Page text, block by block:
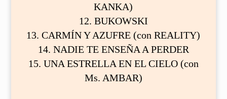
KANKA)
12. BUKOWSKI
13. CARMÍN Y AZUFRE (con REALITY)
14. NADIE TE ENSEÑA A PERDER
15. UNA ESTRELLA EN EL CIELO (con
Ms. AMBAR)